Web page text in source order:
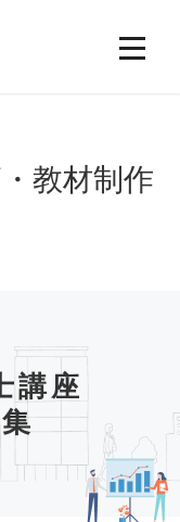
教材制作
講座